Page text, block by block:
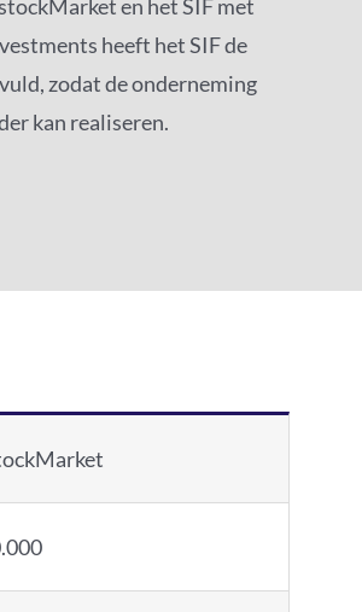
en het SIF met
heeft het SIF de
zodat de onderneming
kan realiseren.